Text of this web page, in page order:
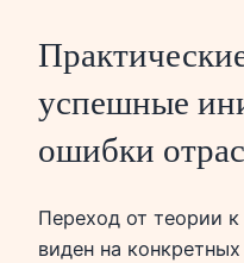
успешные
ошибки
Переход от теории
виден на